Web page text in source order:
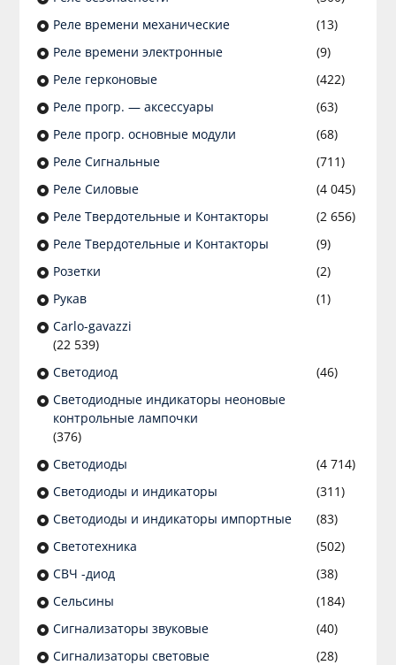
Реле времени механические
(13)
Реле времени электронные
(9)
Реле герконовые
(422)
Реле прогр. — аксессуары
(63)
Реле прогр. основные модули
(68)
Реле Сигнальные
(711)
Реле Силовые
(4 045)
Реле Твердотельные и Контакторы
(2 656)
Реле Твердотельные и Контакторы
(9)
Розетки
(2)
Рукав
(1)
Сarlo-gavazzi
(22 539)
Светодиод
(46)
Светодиодные индикаторы неоновые
контрольные лампочки
(376)
Светодиоды
(4 714)
Светодиоды и индикаторы
(311)
Светодиоды и индикаторы импортные
(83)
Светотехника
(502)
СВЧ -диод
(38)
Сельсины
(184)
Сигнализаторы звуковые
(40)
Сигнализаторы световые
(28)